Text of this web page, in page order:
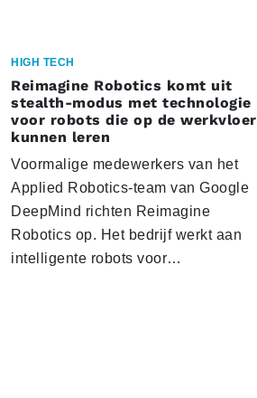
HIGH TECH
Reimagine Robotics komt uit
stealth-modus met technologie
voor robots die op de werkvloer
kunnen leren
Voormalige medewerkers van het
Applied Robotics-team van Google
DeepMind richten Reimagine
Robotics op. Het bedrijf werkt aan
intelligente robots voor…